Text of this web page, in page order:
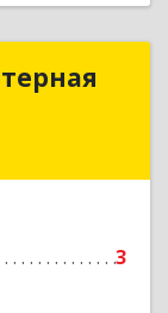
3
Подробнее